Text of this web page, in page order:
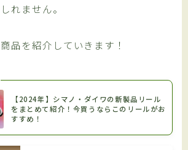
れません。
品を紹介していきます！
【2024年】シマノ・ダイワの新製品リール
をまとめて紹介！今買うならこのリールがお
すすめ！